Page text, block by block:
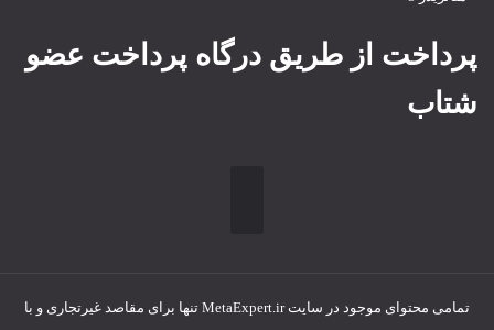
پرداخت از طریق درگاه پرداخت عضو
شتاب
تمامی محتوای موجود در سایت MetaExpert.ir تنها برای مقاصد غیرتجاری و با